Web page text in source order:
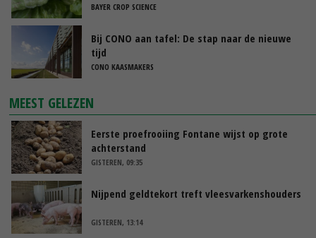
BAYER CROP SCIENCE
Bij CONO aan tafel: De stap naar de nieuwe
tijd
CONO KAASMAKERS
MEEST GELEZEN
Eerste proefrooiing Fontane wijst op grote
achterstand
GISTEREN, 09:35
Nijpend geldtekort treft vleesvarkenshouders
GISTEREN, 13:14